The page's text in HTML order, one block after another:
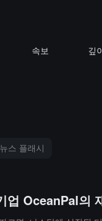
속보 깊이
뉴스 플래시
업 OceanPal의